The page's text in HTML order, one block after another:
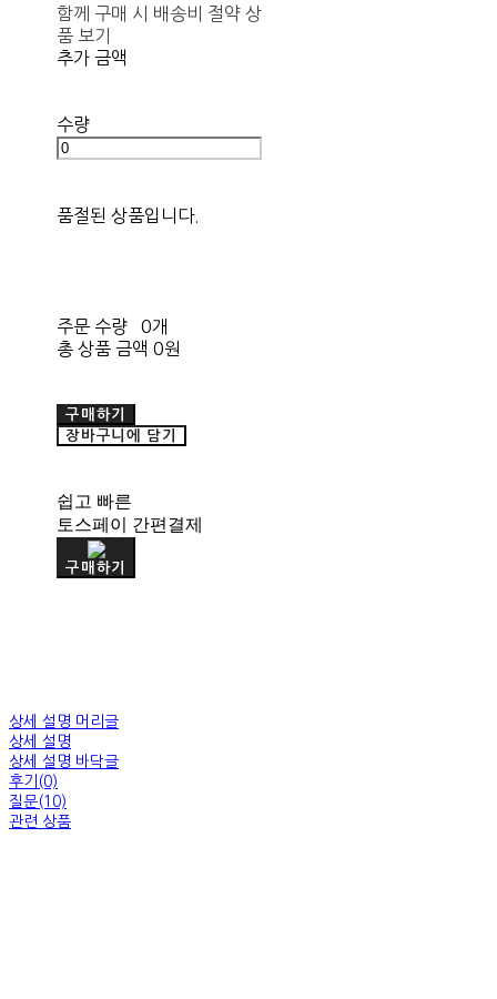
함께 구매 시 배송비 절약 상
품 보기
추가 금액
수량
품절된 상품입니다.
주문 수량
0개
총 상품 금액 0원
구매하기
장바구니에 담기
쉽고 빠른
토스페이 간편결제
구매하기
상세 설명 머리글
상세 설명
상세 설명 바닥글
후기(0)
질문(10)
관련 상품